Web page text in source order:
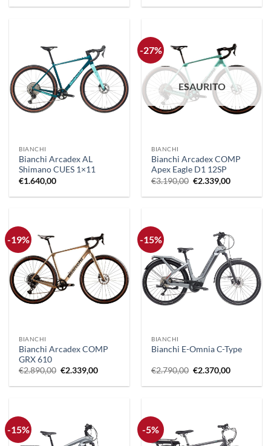
originale attuale
BIANCHI
Bianchi Arcadex AL
Shimano CUES 1×11
€1.640,00
-27%
ESAURITO
BIANCHI
Bianchi Arcadex COMP
Apex Eagle D1 12SP
€3.190,00 Il
originale
€2.339,00Il
attuale
-19%
BIANCHI
Bianchi Arcadex COMP
GRX 610
€2.890,00 Il
originale
€2.339,00Il
attuale
-15%
BIANCHI
Bianchi E-Omnia C-Type
€2.790,00 Il
originale
€2.370,00Il
attuale
-15% -5%